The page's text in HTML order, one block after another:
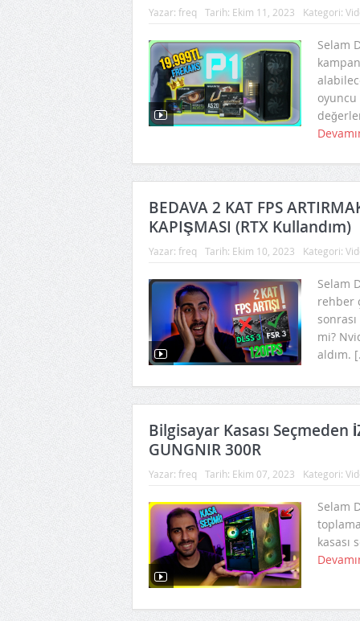
Yazar: freq Tarih: Ekim 11, 2023 Kategori:
Selam
oyuncu
BEDAVA 2 KAT FPS
KAPIŞMASI (RTX Kullandım)
Yazar: freq Tarih: Ekim 10, 2023 Kategori:
Selam
rehber
mi?
aldım.
Bilgisayar Kasası Seçmeden
GUNGNIR 300R
Yazar: freq Tarih: Ekim 07, 2023 Kategori:
Selam
kasası